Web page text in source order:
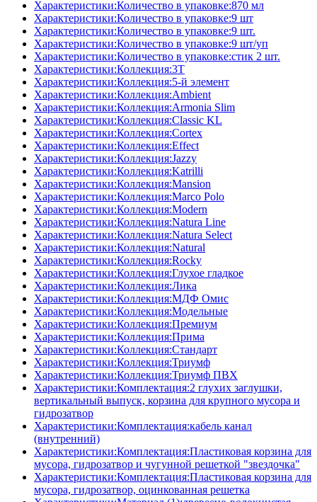
Характеристики:Количество в упаковке:870 мл
Характеристики:Количество в упаковке:9 шт
Характеристики:Количество в упаковке:9 шт.
Характеристики:Количество в упаковке:9 шт/уп
Характеристики:Количество в упаковке:стик 2 шт.
Характеристики:Коллекция:3T
Характеристики:Коллекция:5-й элемент
Характеристики:Коллекция:Ambient
Характеристики:Коллекция:Armonia Slim
Характеристики:Коллекция:Classic KL
Характеристики:Коллекция:Cortex
Характеристики:Коллекция:Effect
Характеристики:Коллекция:Jazzy
Характеристики:Коллекция:Katrilli
Характеристики:Коллекция:Mansion
Характеристики:Коллекция:Marco Polo
Характеристики:Коллекция:Modern
Характеристики:Коллекция:Natura Line
Характеристики:Коллекция:Natura Select
Характеристики:Коллекция:Natural
Характеристики:Коллекция:Rocky
Характеристики:Коллекция:Глухое гладкое
Характеристики:Коллекция:Лика
Характеристики:Коллекция:МДФ Омис
Характеристики:Коллекция:Модельные
Характеристики:Коллекция:Премиум
Характеристики:Коллекция:Прима
Характеристики:Коллекция:Стандарт
Характеристики:Коллекция:Триумф
Характеристики:Коллекция:Триумф ПВХ
Характеристики:Комплектация:2 глухих заглушки,
вертикальный выпуск, корзина для крупного мусора и
гидрозатвор
Характеристики:Комплектация:кабель канал
(внутренний)
Характеристики:Комплектация:Пластиковая корзина для
мусора, гидрозатвор и чугунной решеткой "звездочка"
Характеристики:Комплектация:Пластиковая корзина для
мусора, гидрозатвор, оцинкованная решетка